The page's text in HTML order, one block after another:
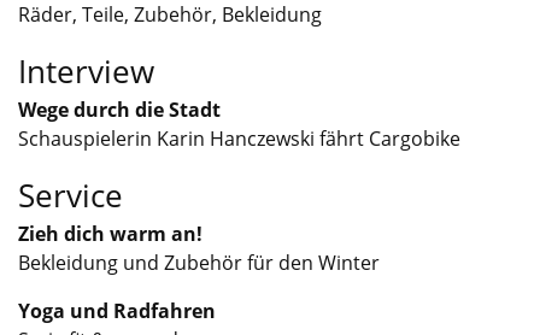
Räder, Teile, Zubehör, Bekleidung
Interview
Wege durch die Stadt
Schauspielerin Karin Hanczewski fährt Cargobike
Service
Zieh dich warm an!
Bekleidung und Zubehör für den Winter
Yoga und Radfahren